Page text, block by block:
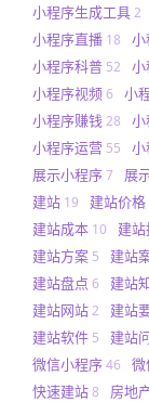
小程序生成工具2
小程序直播 18 小
小程序科普 52 小
小程序视频6 小
小程序赚钱28 小
小程序运营 55 小
展示小程序7 展
建站 19 建站价格
建站成本 10 建
建站方案 5 建站
建站盘点 6 建站
建站网站2 建站
建站软件 5 建站
微信小程序46 微
快速建站8 房地